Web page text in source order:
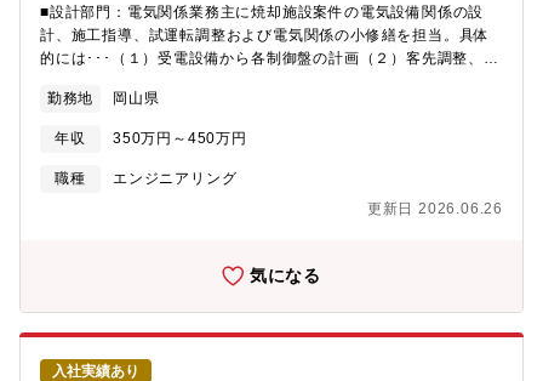
■設計部門：電気関係業務主に焼却施設案件の電気設備関係の設
計、施工指導、試運転調整および電気関係の小修繕を担当。具体
的には･･･（１）受電設備から各制御盤の計画（２）客先調整、現
小修繕【募集背景】事業拡大に伴う人材の強化・増員が急務で
す。中期経営計画に沿って、2021年に96トンで42億円の新設案
件を受注。また、2022年には80億円の新設案件を受注。今後も継
続的に事業を進めるために、更なる専門技術を追及するための人
勤務地 岡山県
年収 350万円～450万円
職種
エンジニアリング
更新日 2026.06.26
気になる
入社実績あり